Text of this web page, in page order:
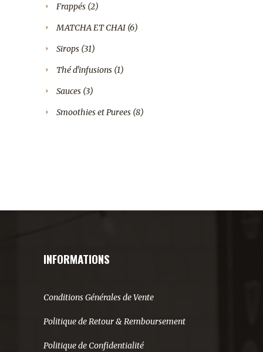
Frappés 22
MATCHA ET CHAI 66
Sirops 3131
produits
Thé d'infusions 11
Sauces 33
Smoothies et Purees 88
INFORMATIONS
Conditions Générales de Vente
Politique de Retour & Remboursement
Politique de Confidentialité